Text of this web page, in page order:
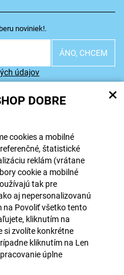
DOBRE
cookies a mobilné
štatistické
reklám (vrátane
cookie a mobilné
tak pre
aj nepersonalizovanú
na Povoliť všetko tento
kliknutím na
si zvolíte konkrétne
kliknutím na Len
úplne
×
noviniek!.
údajov
umelej inteligencie. Viac
s.r.o.
verziu